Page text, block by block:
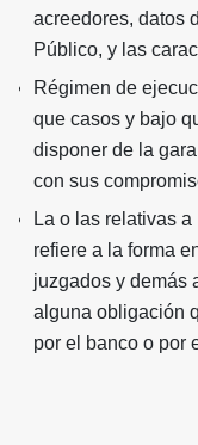
acreedores, datos
Público, y las
Régimen de
que casos y bajo
disponer de la
con sus
La o las relativas
refiere a la forma
juzgados y demás
alguna obligación
por el banco o por